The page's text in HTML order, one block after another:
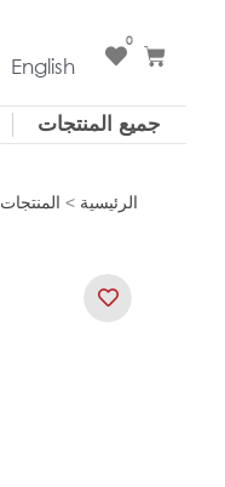
English
0
Cart
جميع المنتجات
الرئيسية > المنتجات